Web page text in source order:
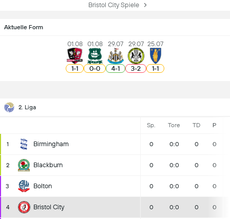
Bristol City Spiele
Aktuelle Form
01.08
1-1
01.08
0-0
29.07
4-1
29.07
3-2
25.07
1-1
2. Liga
Sp. Tore TD P
1 Birmingham 0 0:0 0 0
2 Blackburn 0 0:0 0 0
3 Bolton 0 0:0 0 0
4 Bristol City 0 0:0 0 0